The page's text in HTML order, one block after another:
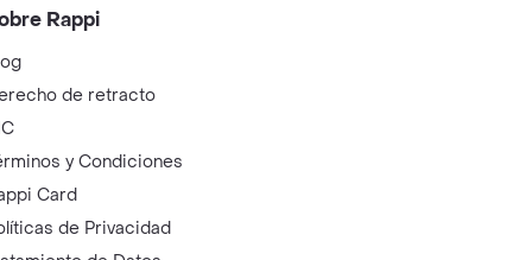
Rappi
de retracto
y Condiciones
Card
de Privacidad